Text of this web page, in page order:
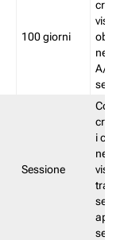
100 giorni
nel
A/B.
Sessione
i
nel